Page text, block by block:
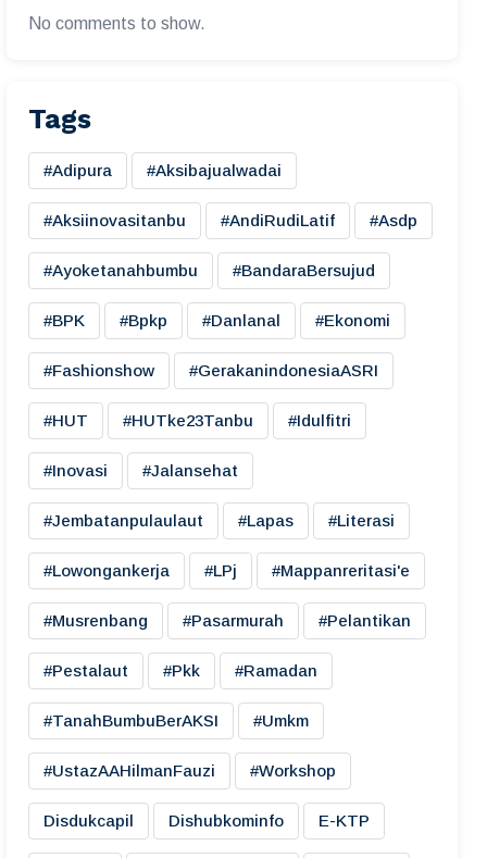
No comments to show.
Tags
#adipura #aksibajualwadai
#aksiinovasitanbu #AndiRudiLatif #asdp
#ayoketanahbumbu #BandaraBersujud
#BPK #bpkp #danlanal #ekonomi
#fashionshow #gerakanindonesiaASRI
#HUT #HUTke23Tanbu #idulfitri
#inovasi #jalansehat
#jembatanpulaulaut #lapas #literasi
#lowongankerja #LPj #mappanreritasi'e
#musrenbang #pasarmurah #pelantikan
#pestalaut #pkk #ramadan
#TanahBumbuBerAKSI #umkm
#UstazAAHilmanFauzi #workshop
Disdukcapil Dishubkominfo E-KTP